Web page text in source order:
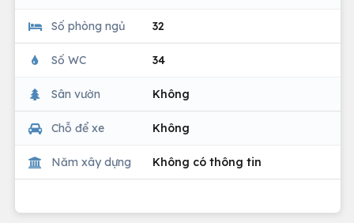
Số phòng ngủ 32
Số WC 34
Sân vườn Không
Chỗ để xe Không
Năm xây dựng Không có thông tin